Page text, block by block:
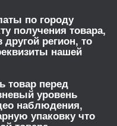
по городу
получения товара,
регион, то
нашей
товар перед
уровень
наблюдения,
упаковку что